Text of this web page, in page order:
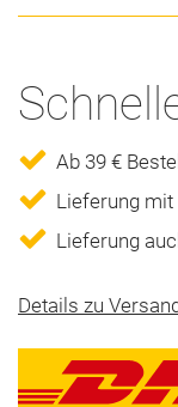
Ab 39 €
Lieferung mit
Lieferung
Details zu